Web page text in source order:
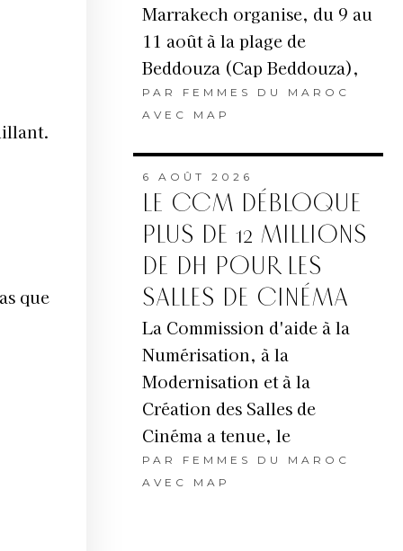
que
Marrakech organise, du 9 au
11 août à la plage de
Beddouza (Cap Beddouza),
PAR FEMMES DU MAROC
AVEC MAP
6 AOÛT 2026
LE CCM DÉBLOQUE
PLUS DE 12 MILLIONS
DE DH POUR LES
SALLES DE CINÉMA
La Commission d'aide à la
Numérisation, à la
Modernisation et à la
Création des Salles de
Cinéma a tenue, le
PAR FEMMES DU MAROC
AVEC MAP